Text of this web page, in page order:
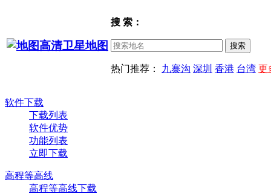
搜 索：
热门推荐： 九寨沟 深圳 香港 台湾 更
软件下载
下载列表
软件优势
功能列表
立即下载
高程等高线
高程等高线下载